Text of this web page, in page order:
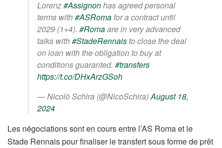
Lorenz#Assignonhas agreed personal
terms with#ASRomafor a contract until
2029 (1+4). #Romaare in very advanced
talks with#StadeRennais to close the deal
on loan with the obligation to buy at
conditions guaranted. #transfers
https://t.co/DHxArzGSoh
— Nicolò Schira (@NicoSchira)August 18,
2024
Les négociations sont en cours entre l’AS Roma et le
Stade Rennais pour finaliser le transfert sous forme de prêt